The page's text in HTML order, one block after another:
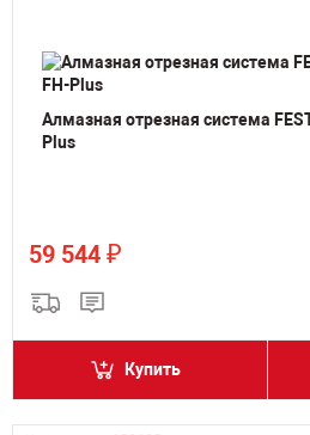
Алмазная отрезная система
Plus
59 544 ₽
Купить